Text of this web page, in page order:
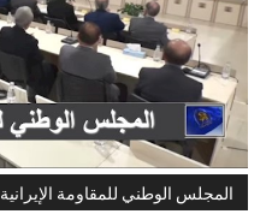
المجلس الوطني للمقاومة الإيرانية